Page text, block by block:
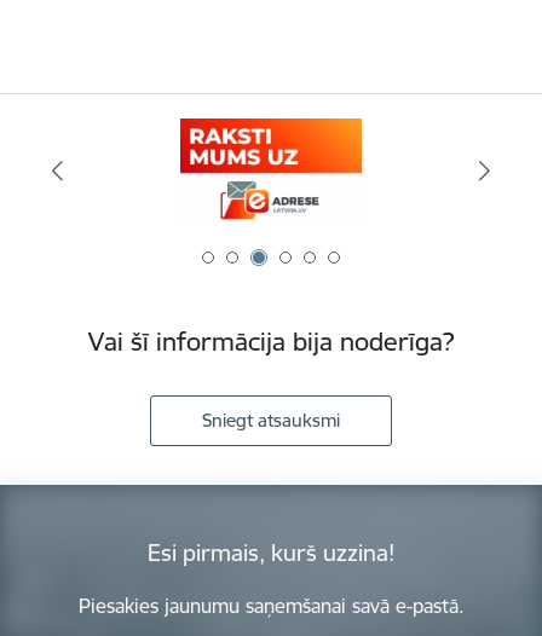
Vai šī informācija bija noderīga?
Sniegt atsauksmi
Esi pirmais, kurš uzzina!
Piesakies jaunumu saņemšanai savā e-pastā.